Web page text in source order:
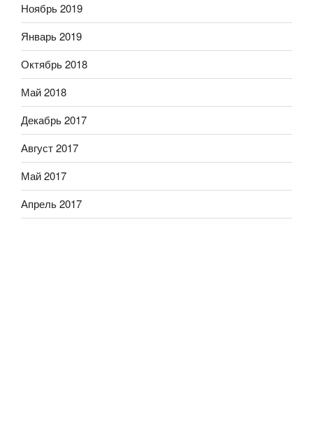
Ноябрь 2019
Январь 2019
Октябрь 2018
Май 2018
Декабрь 2017
Август 2017
Май 2017
Апрель 2017